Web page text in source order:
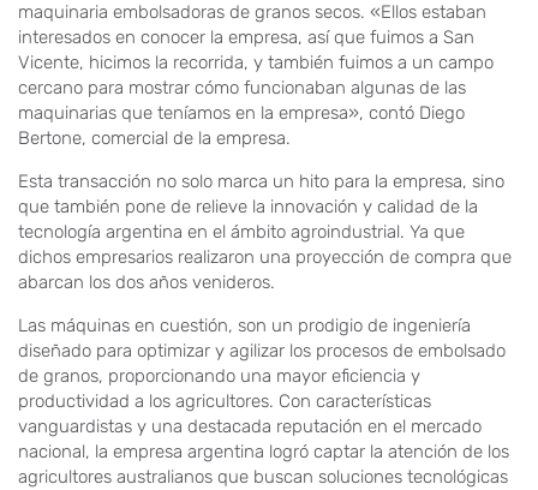
maquinaria embolsadoras de granos secos. «Ellos estaban
interesados en conocer la empresa, así que fuimos a San
Vicente, hicimos la recorrida, y también fuimos a un campo
cercano para mostrar cómo funcionaban algunas de las
maquinarias que teníamos en la empresa», contó Diego
Bertone, comercial de la empresa.
Esta transacción no solo marca un hito para la empresa, sino
que también pone de relieve la innovación y calidad de la
tecnología argentina en el ámbito agroindustrial. Ya que
dichos empresarios realizaron una proyección de compra que
abarcan los dos años venideros.
Las máquinas en cuestión, son un prodigio de ingeniería
diseñado para optimizar y agilizar los procesos de embolsado
de granos, proporcionando una mayor eficiencia y
productividad a los agricultores. Con características
vanguardistas y una destacada reputación en el mercado
nacional, la empresa argentina logró captar la atención de los
agricultores australianos que buscan soluciones tecnológicas